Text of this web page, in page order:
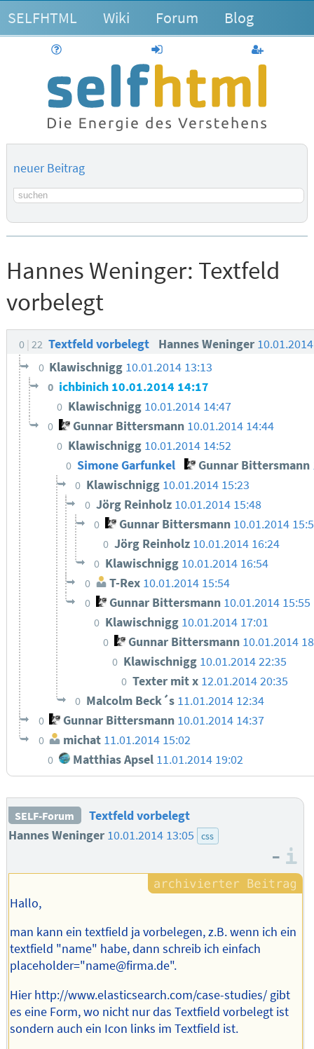
SELFHTML Wiki Forum Blog
anmelden
neuer Beitrag
Suchbegriff
Hannes Weninger: Textfeld
vorbelegt
0 22 Textfeld vorbelegt Hannes Weninger
0 Klawischnigg 10.01.2014 13:13
0 ichbinich 10.01.2014 14:17
0 Klawischnigg 10.01.2014 14:47
0 Gunnar Bittersmann 10.01.2014 14:44
0 Klawischnigg 10.01.2014 14:52
0 Simone Garfunkel Gunnar Bittersmann
0 Klawischnigg 10.01.2014 15:23
0 Jörg Reinholz 10.01.2014 15:48
0 Gunnar Bittersmann 10.01.2014
0 Jörg Reinholz 10.01.2014 16:24
0 Klawischnigg 10.01.2014 16:54
0 T-Rex 10.01.2014 15:54
0 Gunnar Bittersmann 10.01.2014 15:55
0 Klawischnigg 10.01.2014 17:01
0 Gunnar Bittersmann 10.01.2014
0 Klawischnigg 10.01.2014 22:35
0 Texter mit x 12.01.2014 20:35
0 Malcolm Beck´s 11.01.2014 12:34
0 Gunnar Bittersmann 10.01.2014 14:37
0 michat 11.01.2014 15:02
0 Matthias Apsel 11.01.2014 19:02
SELF-Forum
Textfeld vorbelegt
Hannes Weninger 10.01.2014 13:05 css
–
Hallo,
man kann ein textfield ja vorbelegen, z.B. wenn ich ein
textfield "name" habe, dann schreib ich einfach
placeholder="name@firma.de".
Hier http://www.elasticsearch.com/case-studies/ gibt
es eine Form, wo nicht nur das Textfield vorbelegt ist
sondern auch ein Icon links im Textfield ist.